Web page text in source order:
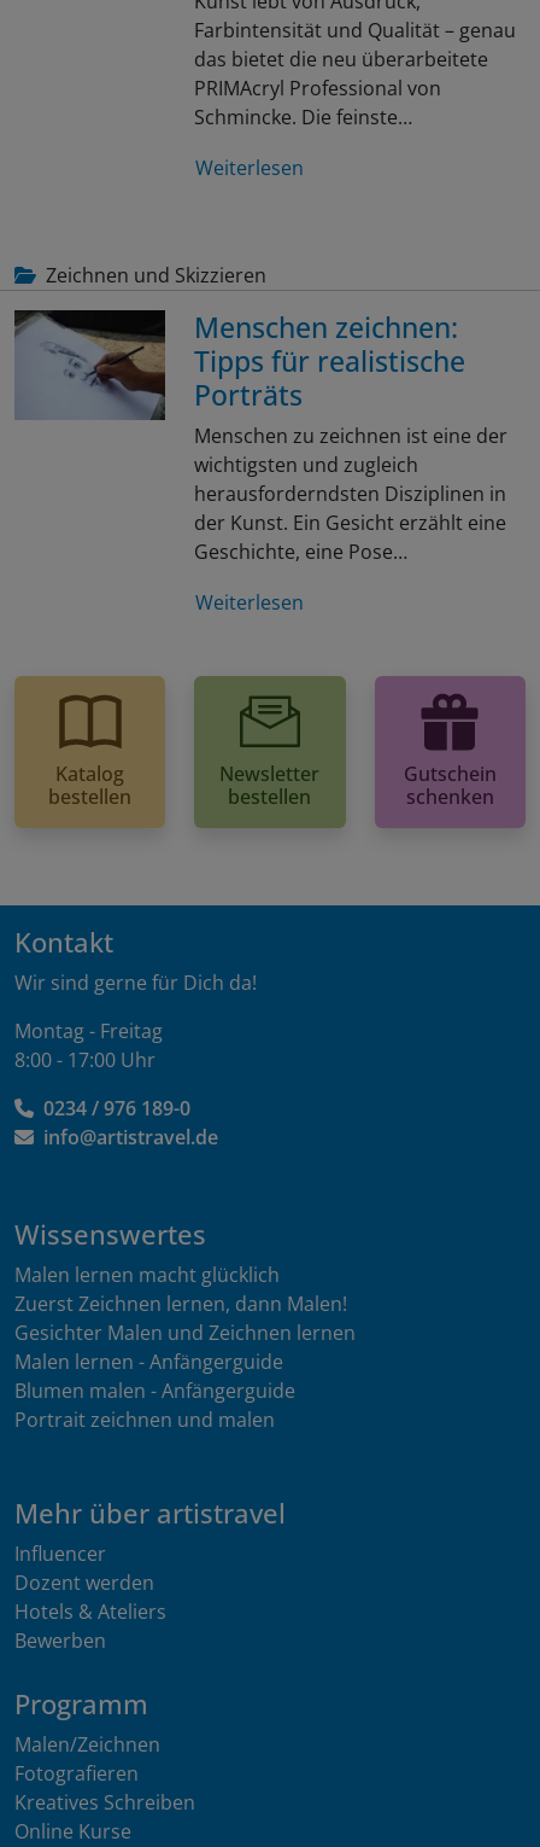
Farbintensität und Qualität – genau
das bietet die neu überarbeitete
PRIMAcryl Professional von
Schmincke. Die feinste…
Weiterlesen
Zeichnen und Skizzieren
Menschen zeichnen:
Tipps für realistische
Porträts
Menschen zu zeichnen ist eine der
wichtigsten und zugleich
herausforderndsten Disziplinen in
der Kunst. Ein Gesicht erzählt eine
Geschichte, eine Pose…
Weiterlesen
Katalog
bestellen
Newsletter
bestellen
Gutschein
schenken
Kontakt
Wir sind gerne für Dich da!
Montag - Freitag
8:00 - 17:00 Uhr
0234 / 976 189-0
info@artistravel.de
Wissenswertes
Malen lernen macht glücklich
Zuerst Zeichnen lernen, dann Malen!
Gesichter Malen und Zeichnen lernen
Malen lernen - Anfängerguide
Blumen malen - Anfängerguide
Portrait zeichnen und malen
Mehr über artistravel
Influencer
Dozent werden
Hotels & Ateliers
Bewerben
Programm
Malen/Zeichnen
Fotografieren
Kreatives Schreiben
Online Kurse